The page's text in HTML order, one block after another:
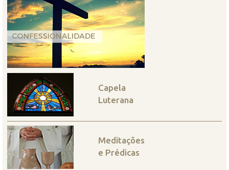
Capela
Luterana
Meditações
e Prédicas